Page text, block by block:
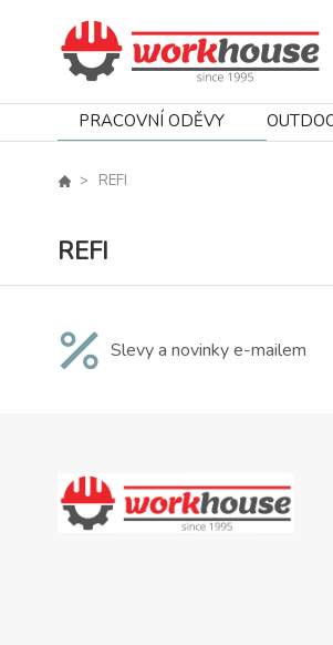
PRACOVNÍ ODĚVY
REFI
REFI
Slevy a novinky e-mailem